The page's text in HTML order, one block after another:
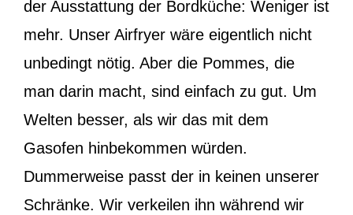
der Ausstattung der Bordküche: Weniger ist
mehr. Unser Airfryer wäre eigentlich nicht
unbedingt nötig. Aber die Pommes, die
man darin macht, sind einfach zu gut. Um
Welten besser, als wir das mit dem
Gasofen hinbekommen würden.
Dummerweise passt der in keinen unserer
Schränke. Wir verkeilen ihn während wir